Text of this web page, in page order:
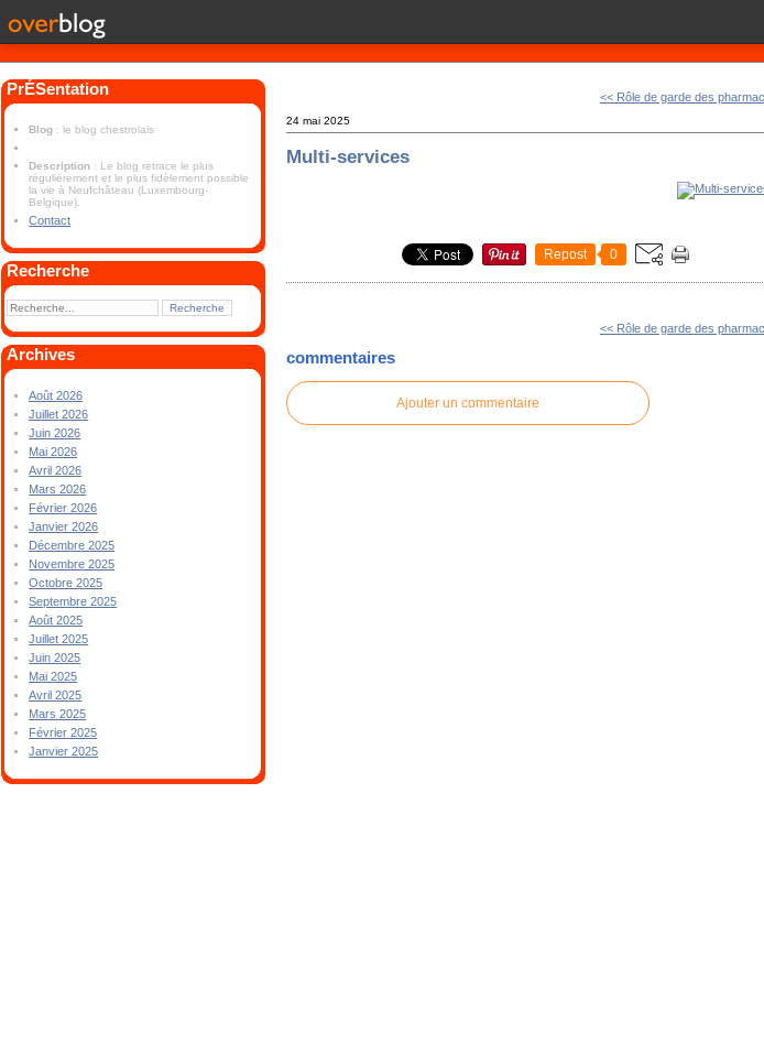
PrÉSentation
Blog : le blog chestrolais
Description : Le blog retrace le plus
régulièrement et le plus fidèlement possible
la vie à Neufchâteau (Luxembourg-
Belgique).
Contact
Recherche
Archives
Août 2026
Juillet 2026
Juin 2026
Mai 2026
Avril 2026
Mars 2026
Février 2026
Janvier 2026
Décembre 2025
Novembre 2025
Octobre 2025
Septembre 2025
Août 2025
Juillet 2025
Juin 2025
Mai 2025
Avril 2025
Mars 2025
Février 2025
Janvier 2025
<< Rôle de garde des
24 mai 2025
Multi-services
Repost 0
<< Rôle de garde des
commentaires
Ajouter un commentaire